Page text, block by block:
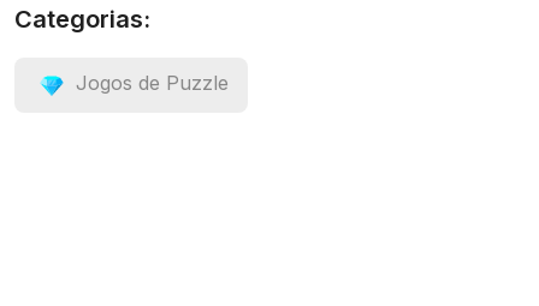
Categorias:
Jogos de Puzzle